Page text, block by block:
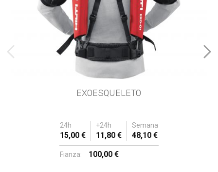
EXOESQUELETO
24h +24h Semana
15,00 € 11,80 € 48,10 €
Fianza: 100,00 €
imágenes anteriores